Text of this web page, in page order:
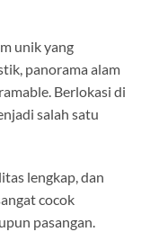
unik yang
panorama alam
Berlokasi di
salah satu
lengkap, dan
cocok
pasangan.